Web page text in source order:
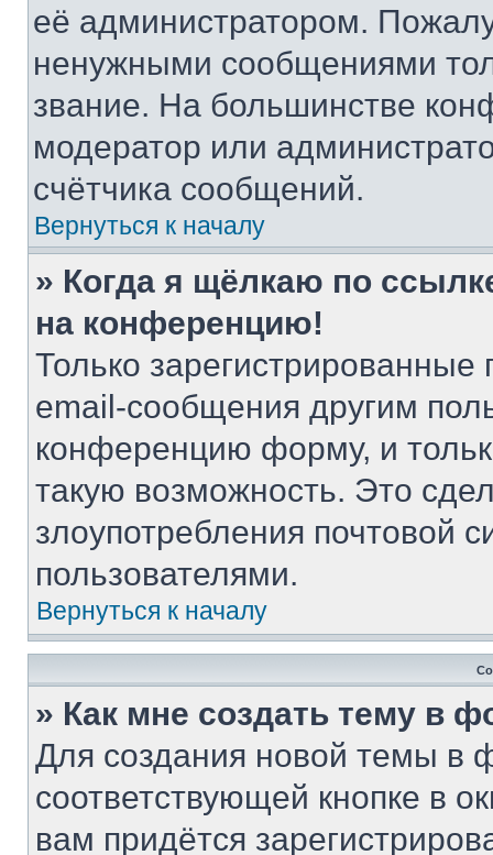
её администратором.
ненужными сообщениями
звание. На большинстве
модератор или
счётчика сообщений.
Вернуться к началу
» Когда я щёлкаю по
на конференцию!
Только зарегистрированные
email-сообщения другим
конференцию форму, и
такую возможность. Это
злоупотребления почтовой
пользователями.
Вернуться к началу
» Как мне создать тему в
Для создания новой темы в
соответствующей кнопке в
вам придётся